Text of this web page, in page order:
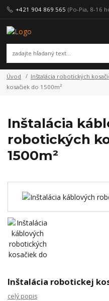
+421 904 869 565 (Po-Pia, 8-16
Úvod Inštalácia robotických
kosačiek do 1500m²
Inštalácia
robotických
1500m²
Inštalácia robotickej
celý popis